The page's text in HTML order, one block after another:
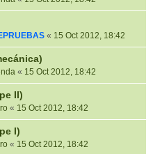
« 15 Oct 2012, 18:42
« 15 Oct 2012, 18:42
II)
« 15 Oct 2012, 18:42
I)
« 15 Oct 2012, 18:42